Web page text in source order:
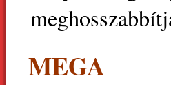
MEGA